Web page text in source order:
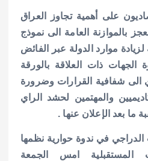
على أهمية تجاوز العراق
بالموازنة العامة الى نموذج
لزيادة موارد الدولة عبر الفائض
الجهات ذات العلاقة بالورقة
الى شفافية القرارات وضرورة
والمهتمين لحشد الراي
ما بعد الإعلان عنها .
في ندوة حوارية نظمها
المستقبلية امس الجمعة